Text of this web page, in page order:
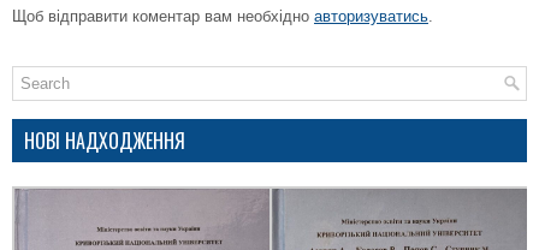
Щоб відправити коментар вам необхідно авторизуватись.
НОВІ НАДХОДЖЕННЯ